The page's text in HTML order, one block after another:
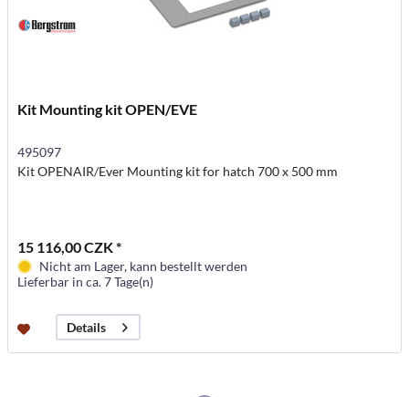
Kit Mounting kit OPEN/EVE
495097
Kit OPENAIR/Ever Mounting kit for hatch 700 x 500 mm
15 116,00 CZK *
Nicht am Lager, kann bestellt werden
Lieferbar in ca. 7 Tage(n)
Details